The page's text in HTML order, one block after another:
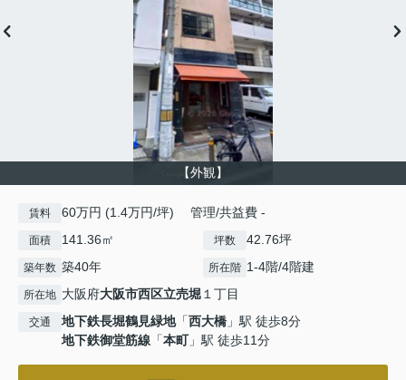
【外観】
賃料 60万円 (1.4万円/坪) 管理/共益費 -
面積 141.36㎡ 坪数 42.76坪
築年数 築40年 所在階 1-4階/4階建
所在地 大阪府大阪市西区立売堀１丁目
交通 地下鉄長堀鶴見緑地「西大橋 」駅 徒歩8分
地下鉄御堂筋線 「本町」駅 徒歩11分